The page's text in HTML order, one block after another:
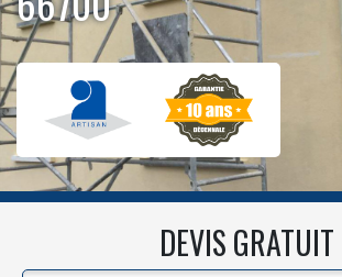
DEVIS GRATUIT